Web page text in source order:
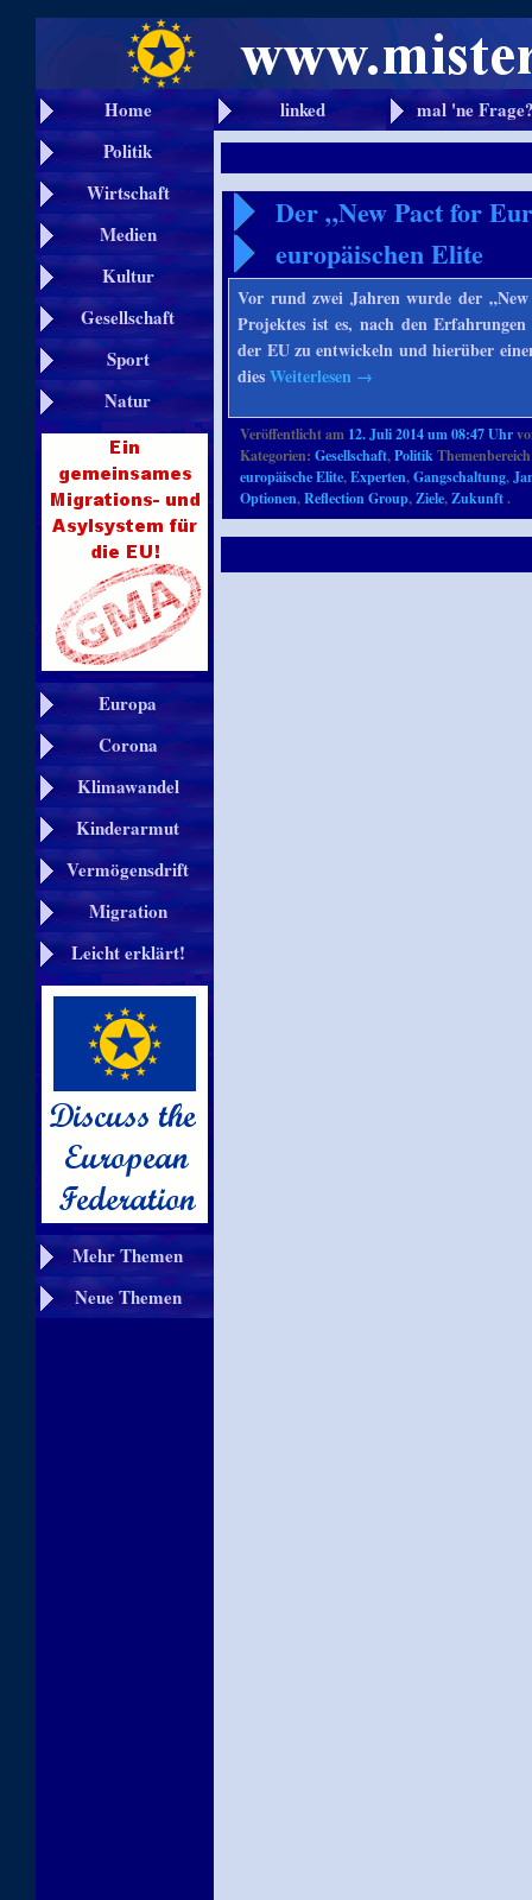
Home linked
mal 'ne
Politik
Wirtschaft
Medien
Kultur
Gesellschaft
Sport
Natur
Europa
Corona
Klimawandel
Kinderarmut
Vermögensdrift
Migration
Leicht erklärt!
Mehr Themen
Neue Themen
Der „New Pact for
europäischen Elite
Vor rund zwei Jahren wurde der
Projektes ist es, nach den
der EU zu entwickeln und hierüber
diesWeiterlesen →
Veröffentlicht am 12. Juli 2014 um 08:47 Uhr
Kategorien:Gesellschaft,Politik
europäische Elite,Experten,Gangschaltung,
Optionen,Reflection Group,Ziele,Zukunft.